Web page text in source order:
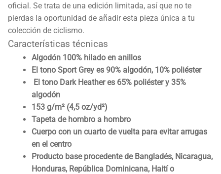
oficial. Se trata de una edición limitada, así que no te
pierdas la oportunidad de añadir esta pieza única a tu
colección de ciclismo.
Características técnicas
Algodón 100% hilado en anillos
El tono Sport Grey es 90% algodón, 10% poliéster
El tono Dark Heather es 65% poliéster y 35%
algodón
153 g/m² (4,5 oz/yd²)
Tapeta de hombro a hombro
Cuerpo con un cuarto de vuelta para evitar arrugas
en el centro
Producto base procedente de Bangladés, Nicaragua,
Honduras, República Dominicana, Haití o